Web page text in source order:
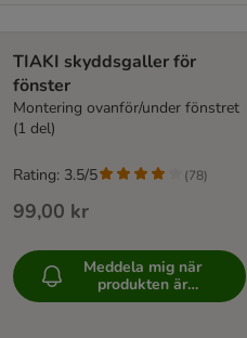
TIAKI skyddsgaller för
fönster
Montering ovanför/under fönstret
(1 del)
99,00 kr
Rating: 3.5/5 (78)
Meddela mig när
produkten är
tillgänglig